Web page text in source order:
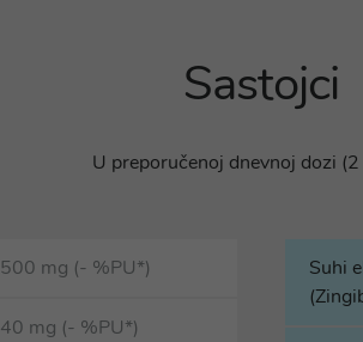
Sastojci
U preporučenoj dnevnoj dozi (2
500 mg (- %PU*)
40 mg (- %PU*)
Suhi